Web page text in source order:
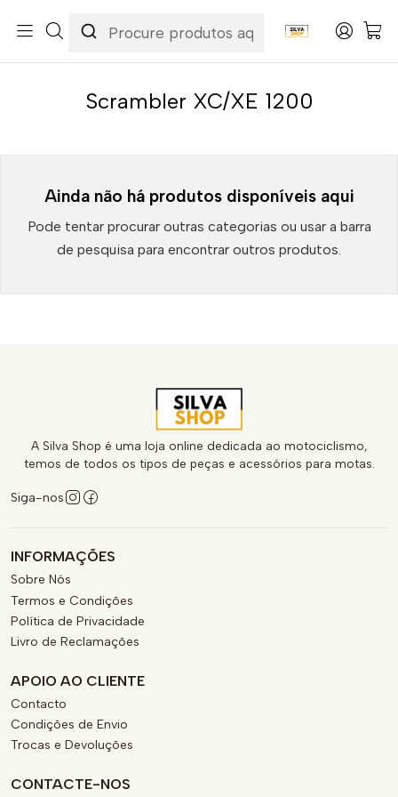
Suspensão & Travões
Pastilhas de Travão
Triumph
Scrambler XC/XE 1200
Scrambler XC/XE 1200
Ainda não há produtos disponíveis aqui
Pode tentar procurar outras categorias ou usar a barra
de pesquisa para encontrar outros produtos.
A Silva Shop é uma loja online dedicada ao motociclismo,
temos de todos os tipos de peças e acessórios para motas.
Siga-nos
INFORMAÇÕES
Sobre Nós
Termos e Condições
Política de Privacidade
Livro de Reclamações
APOIO AO CLIENTE
Contacto
Condições de Envio
Trocas e Devoluções
CONTACTE-NOS